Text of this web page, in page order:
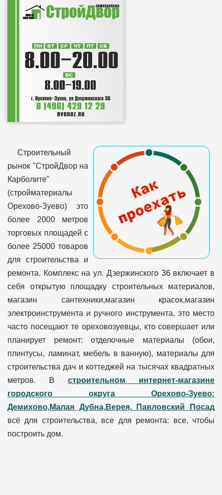
Строительный
рынок "СтройДвор на
Карболите"
(стройматериалы
Орехово-Зуево) это
более 2000 метров
торговых площадей с
более 25000 товаров
для строительства и
ремонта. Комплекс на ул. Дзержинского 36 включает в
себя открытую площадку строительных материалов,
магазин сантехники,магазин красок,магазин
электроинструмента и ручного инструмента, это место
часто посещают те ореховозуевцы, кто совершает или
планирует ремонт: отделочные материалы (обои,
плинтусы, ламинат, мебель в ванную), материалы для
строительства дач и коттеджей на тысячах квадратных
метров. В строительном интернет-магазине
городского округа Орехово-Зуево:
Демихово,Малая Дубна,Верея, Павловский Посад
всё для строительства, все для ремонта: все, чтобы
построить дом.